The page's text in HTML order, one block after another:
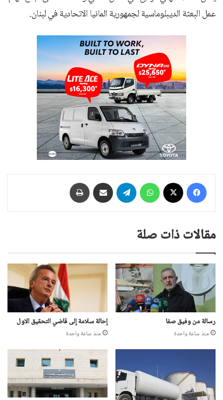
عمل البعثة الديبلوماسية لجمهورية المانيا الاتحادية في لبنان.
فيسبوك واتساب تيلقرام مشاركة عبر البريد
مقالات ذات صلة
رسالة من وفيق صفا
منذ ساعة واحدة
إحالة سلامة إلى قاضي التحقيق الاول
منذ ساعة واحدة